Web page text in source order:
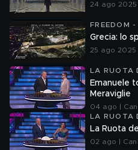
24 ago 2025
FREEDOM
Grecia: lo
25 ago 2025
LA RUOTA
Emanuele
Meraviglie
04 ago |
LA RUOTA
La Ruota
02 ago |